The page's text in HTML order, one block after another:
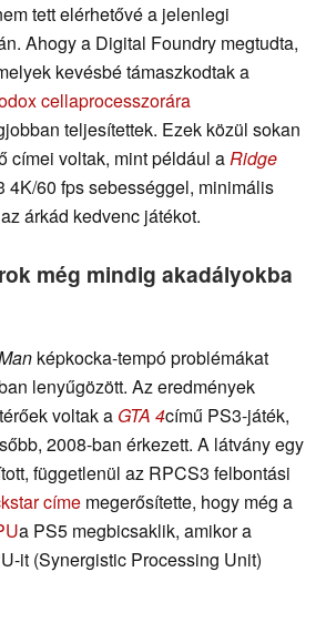
tett elérhetővé a jelenlegi
Ahogy a Digital Foundry megtudta,
kevésbé támaszkodtak a
cellaprocesszorára
teljesítettek. Ezek közül sokan
címei voltak, mint például aRidge
4K/60 fps sebességgel, minimális
árkád kedvenc játékot.
még mindig akadályokba
képkocka-tempó problémákat
lenyűgözött. Az eredmények
voltak a GTA 4című PS3-játék,
2008-ban érkezett. A látvány egy
függetlenül az RPCS3 felbontási
címe megerősítette, hogy még a
a PS5 megbicsaklik, amikor a
it (Synergistic Processing Unit)